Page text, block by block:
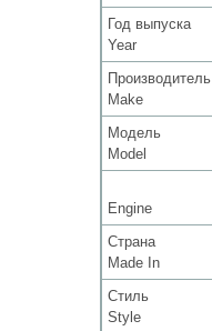
Год выпуска
Year
Производитель
Make
Модель
Model
Engine
Страна
Made In
Стиль
Style